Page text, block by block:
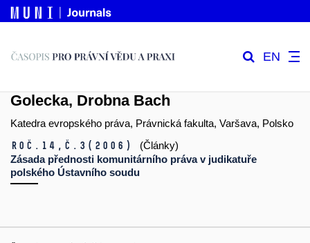
EN
Golecka, Drobna Bach
Katedra evropského práva, Právnická fakulta, Varšava, Polsko
Roč.14, č.3 (2006)
(Články)
Zásada přednosti komunitárního práva v judikatuře
polského Ústavního soudu